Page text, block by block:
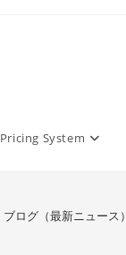
Pricing System
ブログ（最新ニュース）